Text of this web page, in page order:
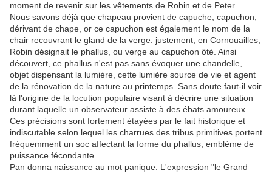
moment de revenir sur les vêtements de Robin et de Peter.
Nous savons déjà que chapeau provient de capuche, capuchon,
dérivant de chape, or ce capuchon est également le nom de la
chair recouvrant le gland de la verge. justement, en Cornouailles,
Robin désignait le phallus, ou verge au capuchon ôté. Ainsi
découvert, ce phallus n'est pas sans évoquer une chandelle,
objet dispensant la lumière, cette lumière source de vie et agent
de la rénovation de la nature au printemps. Sans doute faut-il voir
là l'origine de la locution populaire visant à décrire une situation
durant laquelle un observateur assiste à des ébats amoureux.
Ces précisions sont fortement étayées par le fait historique et
indiscutable selon lequel les charrues des tribus primitives portent
fréquemment un soc affectant la forme du phallus, emblème de
puissance fécondante.
Pan donna naissance au mot panique. L'expression "le Grand